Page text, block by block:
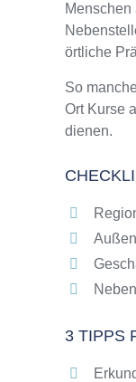
örtliche
So
Ort Kurse
dienen.
3 TIPPS